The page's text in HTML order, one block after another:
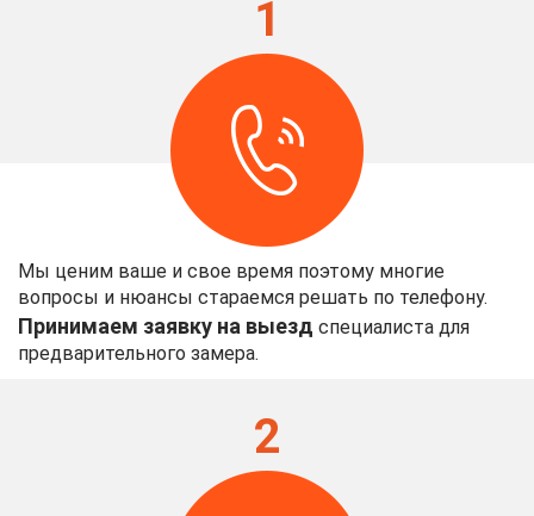
Мы ценим ваше и свое время поэтому многие
вопросы и нюансы стараемся решать по телефону.
Принимаем заявку на выезд специалиста для
предварительного замера.
1
2